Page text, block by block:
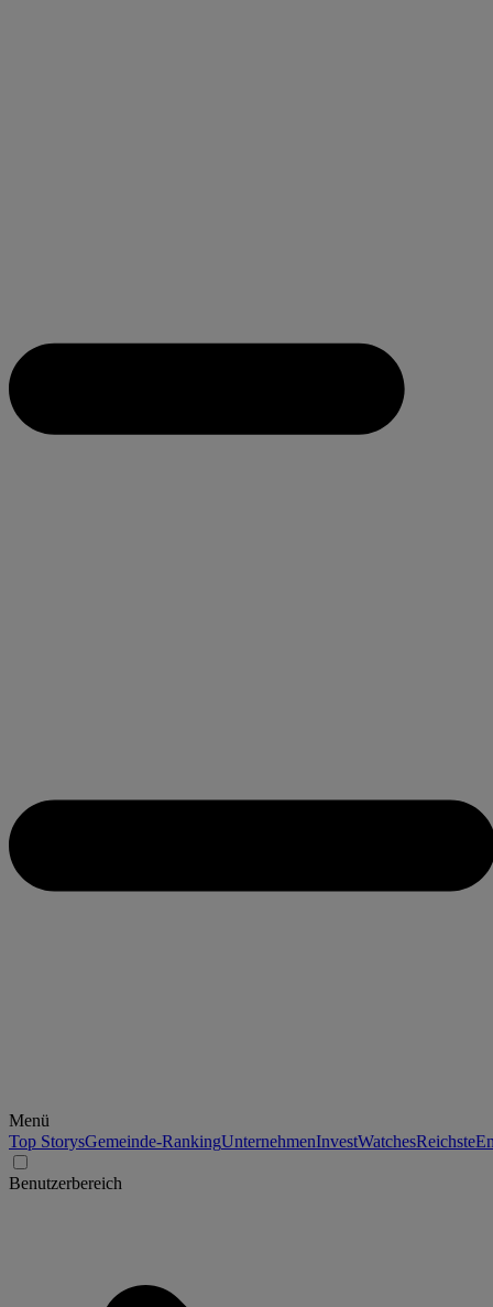
Menü
Top StorysGemeinde-RankingUnternehmenInvestWatchesReichste
Benutzerbereich